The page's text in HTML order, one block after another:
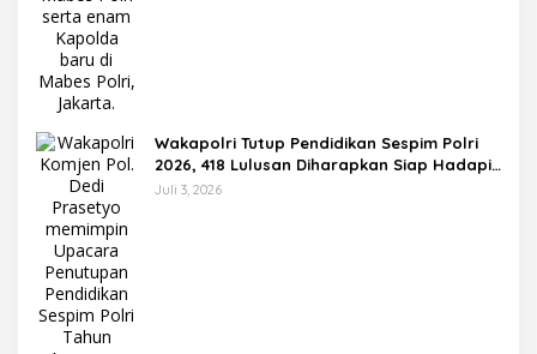
Wakapolri Tutup Pendidikan Sespim Polri
2026, 418 Lulusan Diharapkan Siap Hadapi
Tantangan Era Digital
Juli 3, 2026